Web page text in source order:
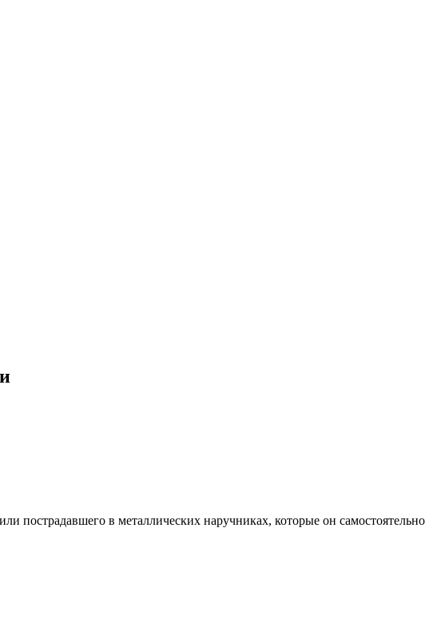
пострадавшего в металлических наручниках, которые он самостоятельно